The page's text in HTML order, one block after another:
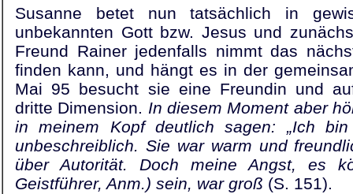
Susanne betet nun tatsächlich in
unbekannten Gott bzw. Jesus und
Freund Rainer jedenfalls nimmt das
finden kann, und hängt es in der
Mai 95 besucht sie eine Freundin und
dritte Dimension. In diesem Moment aber
in meinem Kopf deutlich sagen: „Ich
unbeschreiblich. Sie war warm und
über Autorität. Doch meine Angst, es
Geistführer, Anm.) sein, war groß (S. 151).